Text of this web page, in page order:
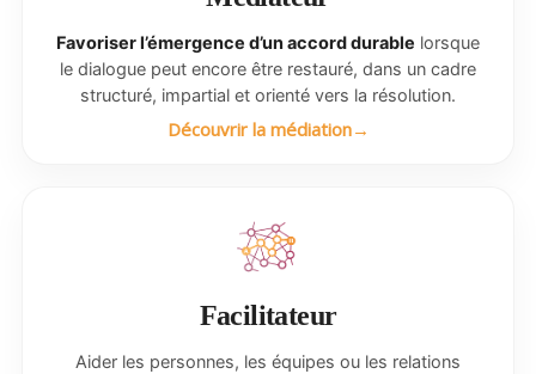
Favoriser l’émergence d’un accord durable lorsque
le dialogue peut encore être restauré, dans un cadre
structuré, impartial et orienté vers la résolution.
Découvrir la médiation
Facilitateur
Aider les personnes, les équipes ou les relations